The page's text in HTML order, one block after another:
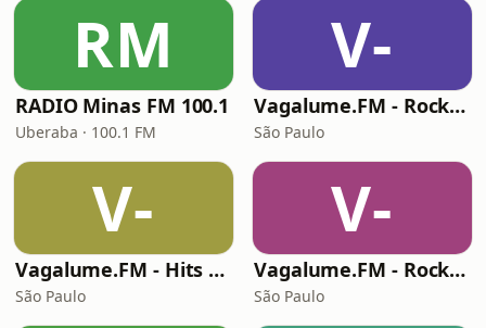
RM
RADIO Minas FM 100.1
Uberaba · 100.1 FM
V-
Vagalume.FM - Rock - Das Raízes ao Progressivo
São Paulo
V-
Vagalume.FM - Hits Anos 90
São Paulo
V-
Vagalume.FM - Rock Ballads
São Paulo